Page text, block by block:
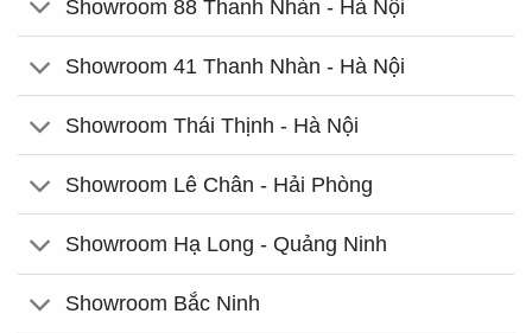
Showroom 88 Thanh Nhàn - Hà Nội
Showroom 41 Thanh Nhàn - Hà Nội
Showroom Thái Thịnh - Hà Nội
Showroom Lê Chân - Hải Phòng
Showroom Hạ Long - Quảng Ninh
Showroom Bắc Ninh